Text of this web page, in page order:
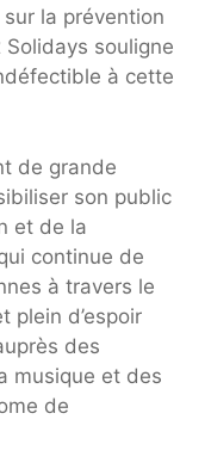
la prévention
souligne
à cette
de grande
son public
et de la
continue de
à travers le
plein d’espoir
des
musique et des
de